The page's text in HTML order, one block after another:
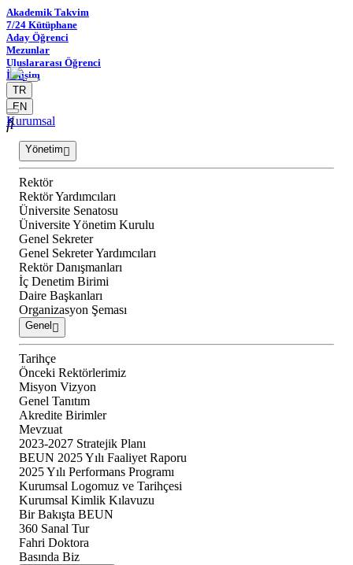
Akademik Takvim
7/24 Kütüphane
Aday Öğrenci
Mezunlar
Uluslararası Öğrenci
İletişim
TR
EN
Kurumsal
Yönetim
Rektör
Rektör Yardımcıları
Üniversite Senatosu
Üniversite Yönetim Kurulu
Genel Sekreter
Genel Sekreter Yardımcıları
Rektör Danışmanları
İç Denetim Birimi
Daire Başkanları
Organizasyon Şeması
Genel
Tarihçe
Önceki Rektörlerimiz
Misyon Vizyon
Genel Tanıtım
Akredite Birimler
Mevzuat
2023-2027 Stratejik Planı
BEUN 2025 Yılı Faaliyet Raporu
2025 Yılı Performans Programı
Kurumsal Logomuz ve Tarihçesi
Kurumsal Kimlik Kılavuzu
Bir Bakışta BEUN
360 Sanal Tur
Fahri Doktora
Basında Biz